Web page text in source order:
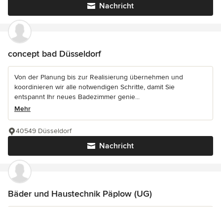
Nachricht
concept bad Düsseldorf
Von der Planung bis zur Realisierung übernehmen und
koordinieren wir alle notwendigen Schritte, damit Sie
entspannt Ihr neues Badezimmer genie...
Mehr
Nachricht
40549 Düsseldorf
Bäder und Haustechnik Päplow (UG)